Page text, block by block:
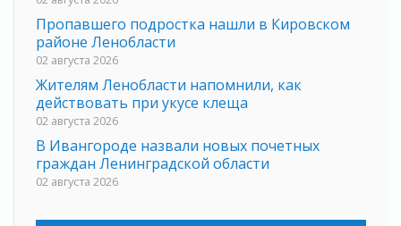
Пропавшего подростка нашли в Кировском
районе Ленобласти
02 августа 2026
Жителям Ленобласти напомнили, как
действовать при укусе клеща
02 августа 2026
В Ивангороде назвали новых почетных
граждан Ленинградской области
02 августа 2026